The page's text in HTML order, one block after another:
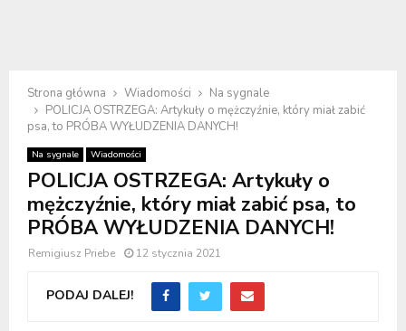
Strona główna Wiadomości
Na sygnale
POLICJA OSTRZEGA: Artykuły o mężczyźnie, który miał zabić
psa, to PRÓBA WYŁUDZENIA DANYCH!
Na sygnale Wiadomości
POLICJA OSTRZEGA: Artykuły o
mężczyźnie, który miał zabić psa, to
PRÓBA WYŁUDZENIA DANYCH!
Remigiusz Priebe 12 stycznia 2021
PODAJ DALEJ!